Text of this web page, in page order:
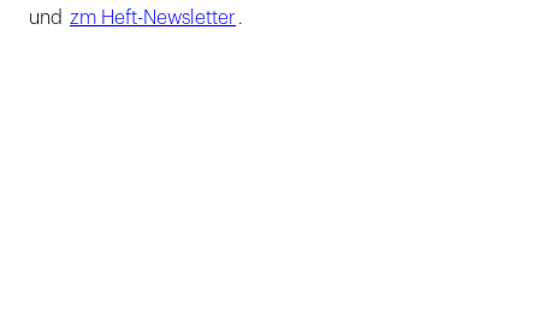
und zm Heft-Newsletter .